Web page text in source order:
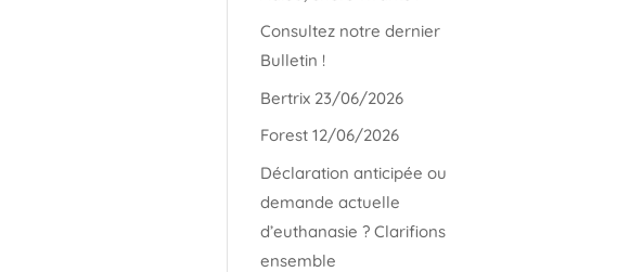
Consultez notre dernier
Bulletin !
Bertrix 23/06/2026
Forest 12/06/2026
Déclaration anticipée ou
demande actuelle
d’euthanasie ? Clarifions
ensemble